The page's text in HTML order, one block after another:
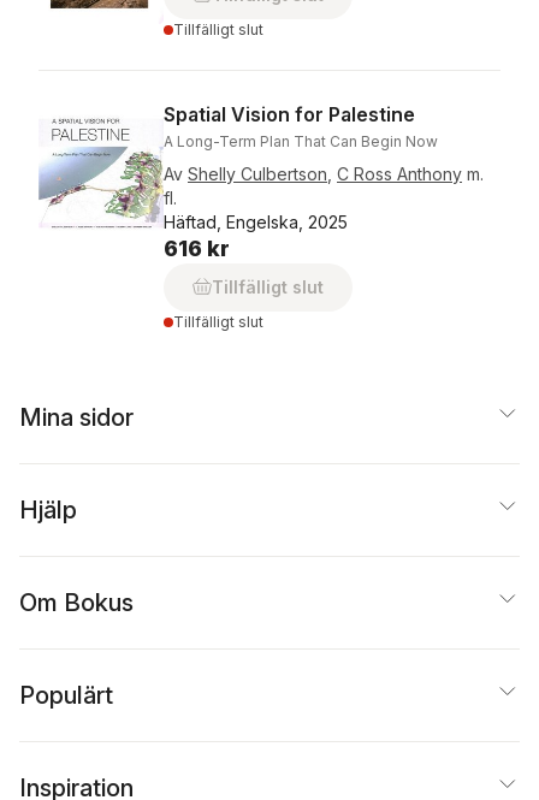
Tillfälligt slut
Spatial Vision for Palestine
A Long-Term Plan That Can Begin Now
Av Shelly Culbertson C Ross Anthony m.
fl.
Häftad, Engelska, 2025
616 kr
Tillfälligt slut
Tillfälligt slut
Mina sidor
Hjälp
Om Bokus
Populärt
Inspiration